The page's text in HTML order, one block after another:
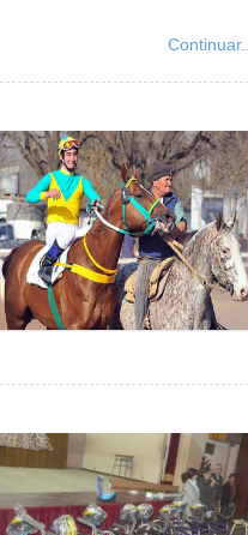
Continuar...